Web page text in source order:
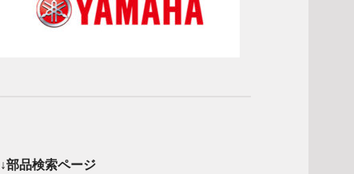
↓部品検索ページ